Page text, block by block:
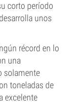
corto período
unos
récord en lo
una
solamente
toneladas de
excelente